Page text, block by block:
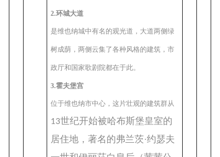
2.环城大道
是维也纳城中有名的观光道，大道两侧绿
树成荫，两侧云集了各种风格的建筑，市
政厅和国家歌剧院都在于此。
3.霍夫堡宫
位于维也纳市中心，这片壮观的建筑群从
13世纪开始被哈布斯堡皇室的
居住地，著名的弗兰茨·约瑟夫